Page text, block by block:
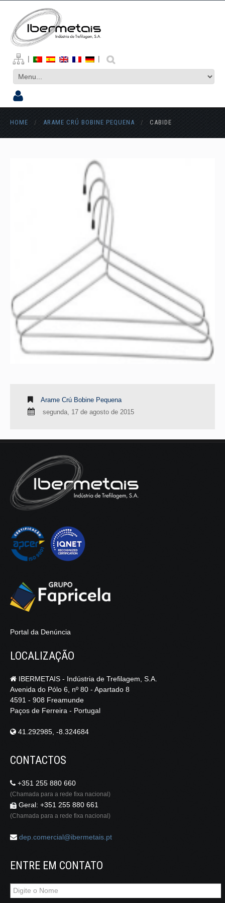
| |
HOME / ARAME CRÚ BOBINE PEQUENA / CABIDE
Arame Crú Bobine Pequena
segunda, 17 de agosto de 2015
Portal da Denúncia
LOCALIZAÇÃO
IBERMETAIS - Indústria de Trefilagem, S.A.
Avenida do Pólo 6, nº 80 - Apartado 8
4591 - 908 Freamunde
Paços de Ferreira - Portugal
41.292985, -8.324684
CONTACTOS
+351 255 880 660
(Chamada para a rede fixa nacional)
Geral: +351 255 880 661
(Chamada para a rede fixa nacional)
dep.comercial@ibermetais.pt
ENTRE EM CONTATO